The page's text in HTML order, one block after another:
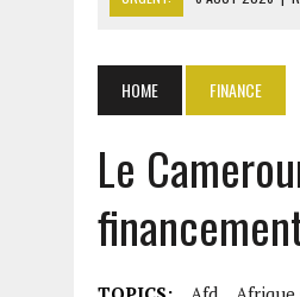
6 AOÛT 2026 | LA BANQUE
6 AOÛT 2026
RWANDA :
HOME FINANCE
Le